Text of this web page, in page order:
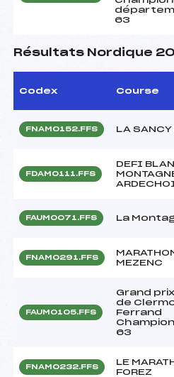
63
Résultats Nordique
Codex Course
FNAM0152.FFS LA SANCY
FDAM0111.FFS
DEFI
FAUM0071.FFS La
FNAM0291.FFS
MEZENC
FAUM0105.FFS
Grand
de
Ferrand
63
FNAM0232.FFS
LE
FOREZ